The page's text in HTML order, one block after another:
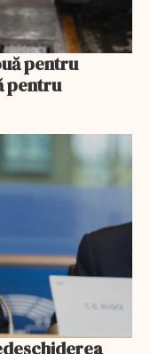
pentru
pentru